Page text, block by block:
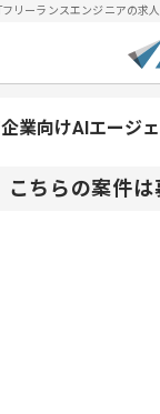
フリーランスエンジニアの
業向けAIエージ
こちらの案件